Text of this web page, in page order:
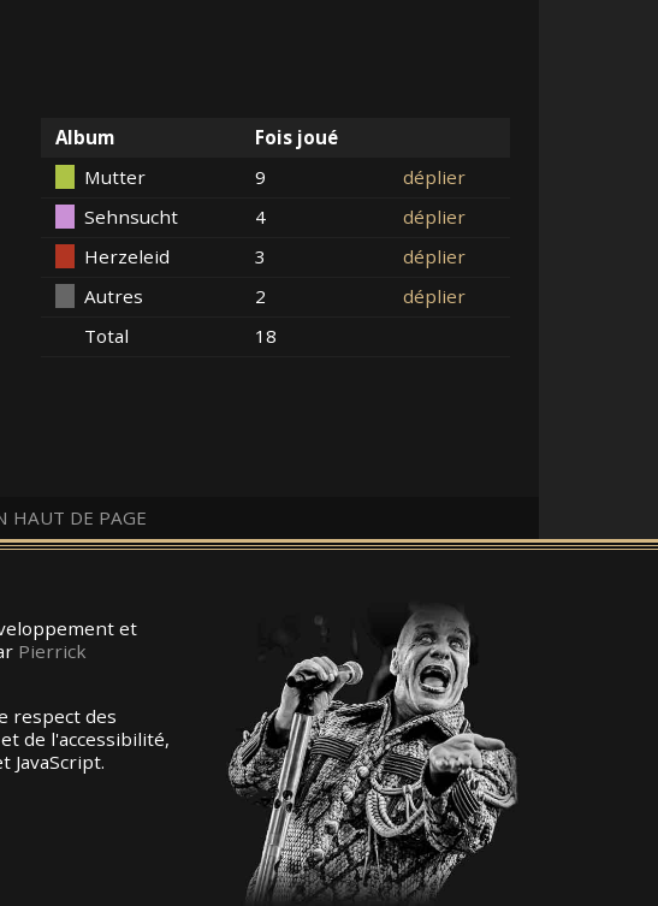
Album
Fois joué
Mutter
9
déplier
Sehnsucht
4
déplier
Herzeleid
3
déplier
Autres
2
déplier
Total
18
HAUT DE PAGE
et
Pierrick
respect des
de l'accessibilité,
JavaScript.